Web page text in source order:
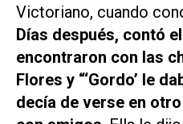
Victoriano, cuando
Días después, contó
encontraron con las
Flores y “‘Gordo’ le
decía de verse en